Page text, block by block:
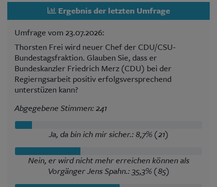
Ergebnis der letzten Umfrage
Umfrage vom 23.07.2026:
Thorsten Frei wird neuer Chef der CDU/CSU-
Bundestagsfraktion. Glauben Sie, dass er
Bundeskanzler Friedrich Merz (CDU) bei der
Regierngsarbeit positiv erfolgsversprechend
unterstüzen kann?
Abgegebene Stimmen: 241
Ja, da bin ich mir sicher.: 8,7% (21)
Nein, er wird nicht mehr erreichen können als
Vorgänger Jens Spahn.: 35,3% (85)